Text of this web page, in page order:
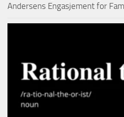
Andersens Engasjement for